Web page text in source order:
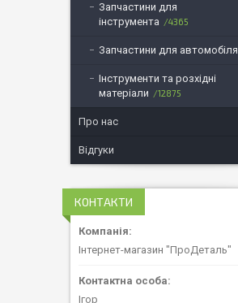
Запчастини для
інструмента
4365
Запчастини для автомобіля
Інструменти та розхідні
матеріали
12875
Про нас
Відгуки
КОНТАКТИ
Інтернет-магазин "ПроДеталь"
Ігор